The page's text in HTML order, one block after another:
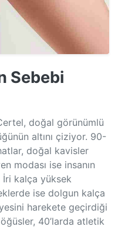
Sebebi
doğal görünümlü
altını çiziyor. 90-
doğal kavisler
modası ise insanın
İri kalça yüksek
ise dolgun kalça
harekete geçirdiği
40’larda atletik